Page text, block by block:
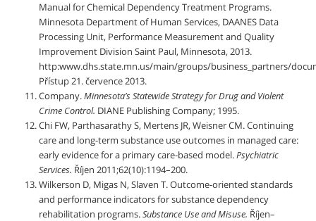
Manual for Chemical Dependency Treatment Programs.
Minnesota Department of Human Services, DAANES Data
Processing Unit, Performance Measurement and Quality
Improvement Division Saint Paul, Minnesota, 2013.
http:www.dhs.state.mn.us/main/groups/business_partners/
Přístup 21. července 2013.
Company.Minnesota’s Statewide Strategy for Drug and Violent
Crime Control. DIANE Publishing Company; 1995.
Chi FW, Parthasarathy S, Mertens JR, Weisner CM. Continuing
care and long-term substance use outcomes in managed care:
early evidence for a primary care-based model.Psychiatric
Services. Říjen 2011;62(10):1194–200.
Wilkerson D, Migas N, Slaven T. Outcome-oriented standards
and performance indicators for substance dependency
rehabilitation programs.Substance Use and Misuse. Říjen–